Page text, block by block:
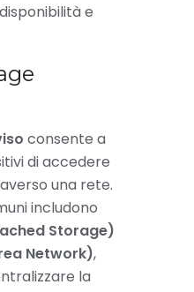
e
consente a
di accedere
una rete.
includono
Storage)
Network),
la